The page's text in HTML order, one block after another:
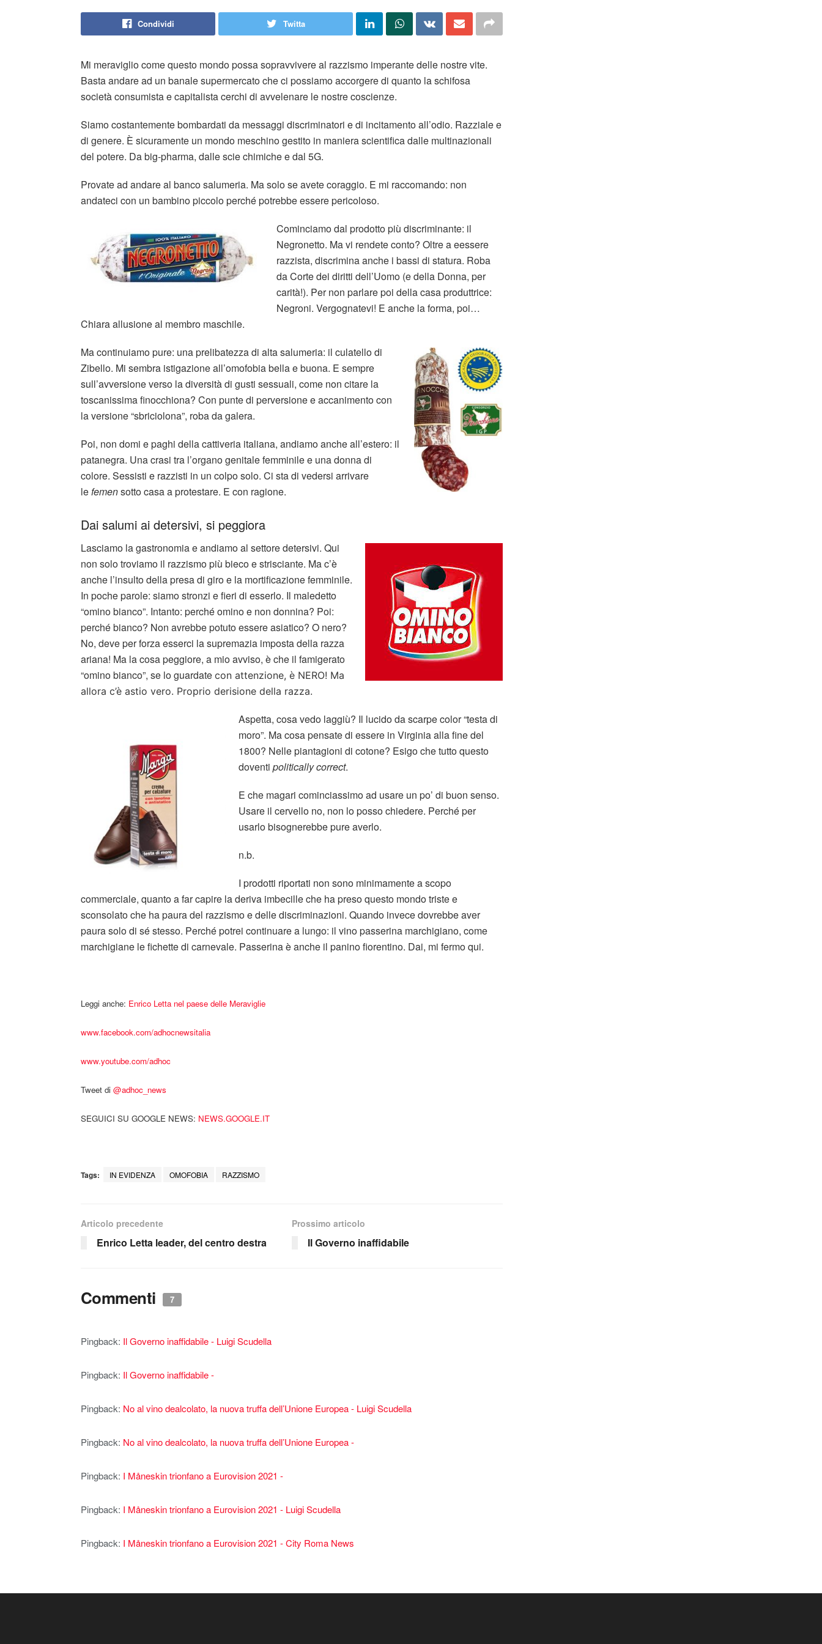
Condividi Twitta
Mi meraviglio come questo mondo possa sopravvivere al razzismo imperante delle nostre vite.
Basta andare ad un banale supermercato che ci possiamo accorgere di quanto la schifosa
società consumista e capitalista cerchi di avvelenare le nostre coscienze.
Siamo costantemente bombardati da messaggi discriminatori e di incitamento all’odio. Razziale e
di genere. È sicuramente un mondo meschino gestito in maniera scientifica dalle multinazionali
del potere. Da big-pharma, dalle scie chimiche e dal 5G.
Provate ad andare al banco salumeria. Ma solo se avete coraggio. E mi raccomando: non
andateci con un bambino piccolo perché potrebbe essere pericoloso.
Cominciamo dal prodotto più discriminante: il
Negronetto. Ma vi rendete conto? Oltre a eessere
razzista, discrimina anche i bassi di statura. Roba
da Corte dei diritti dell’Uomo (e della Donna, per
carità!). Per non parlare poi della casa produttrice:
Negroni. Vergognatevi! E anche la forma, poi…
Chiara allusione al membro maschile.
Ma continuiamo pure: una prelibatezza di alta salumeria: il culatello di
Zibello. Mi sembra istigazione all’omofobia bella e buona. E sempre
sull’avversione verso la diversità di gusti sessuali, come non citare la
toscanissima finocchiona? Con punte di perversione e accanimento con
la versione “sbriciolona”, roba da galera.
Poi, non domi e paghi della cattiveria italiana, andiamo anche all’estero: il
patanegra. Una crasi tra l’organo genitale femminile e una donna di
colore. Sessisti e razzisti in un colpo solo. Ci sta di vedersi arrivare
lefemensotto casa a protestare. E con ragione.
Dai salumi ai detersivi, si peggiora
Lasciamo la gastronomia e andiamo al settore detersivi. Qui
non solo troviamo il razzismo più bieco e strisciante. Ma c’è
anche l’insulto della presa di giro e la mortificazione femminile.
In poche parole: siamo stronzi e fieri di esserlo. Il maledetto
“omino bianco”. Intanto: perché omino e non donnina? Poi:
perché bianco? Non avrebbe potuto essere asiatico? O nero?
No, deve per forza esserci la supremazia imposta della razza
ariana! Ma la cosa peggiore, a mio avviso, è che il famigerato
“omino bianco”, se lo guardate con attenzione, è NERO! Ma
allora c’è astio vero. Proprio derisione della razza.
Aspetta, cosa vedo laggiù? Il lucido da scarpe color “testa di
moro”. Ma cosa pensate di essere in Virginia alla fine del
1800? Nelle piantagioni di cotone? Esigo che tutto questo
doventi politically correct.
E che magari cominciassimo ad usare un po’ di buon senso.
Usare il cervello no, non lo posso chiedere. Perché per
usarlo bisognerebbe pure averlo.
n.b.
I prodotti riportati non sono minimamente a scopo
commerciale, quanto a far capire la deriva imbecille che ha preso questo mondo triste e
sconsolato che ha paura del razzismo e delle discriminazioni. Quando invece dovrebbe aver
paura solo di sé stesso. Perché potrei continuare a lungo: il vino passerina marchigiano, come
marchigiane le fichette di carnevale. Passerina è anche il panino fiorentino. Dai, mi fermo qui.
Leggi anche: Enrico Letta nel paese delle Meraviglie
www.facebook.com/adhocnewsitalia
www.youtube.com/adhoc
Tweet di ‎@adhoc_news
SEGUICI SU GOOGLE NEWS: NEWS.GOOGLE.IT
Tags: IN EVIDENZA OMOFOBIA RAZZISMO
Articolo precedente
Enrico Letta leader, del centro destra
Prossimo articolo
Il Governo inaffidabile
Commenti 7
Pingback: Il Governo inaffidabile - Luigi Scudella
Pingback: Il Governo inaffidabile -
Pingback: No al vino dealcolato, la nuova truffa dell’Unione Europea - Luigi Scudella
Pingback: No al vino dealcolato, la nuova truffa dell’Unione Europea -
Pingback: I Måneskin trionfano a Eurovision 2021 -
Pingback: I Måneskin trionfano a Eurovision 2021 - Luigi Scudella
Pingback: I Måneskin trionfano a Eurovision 2021 - City Roma News